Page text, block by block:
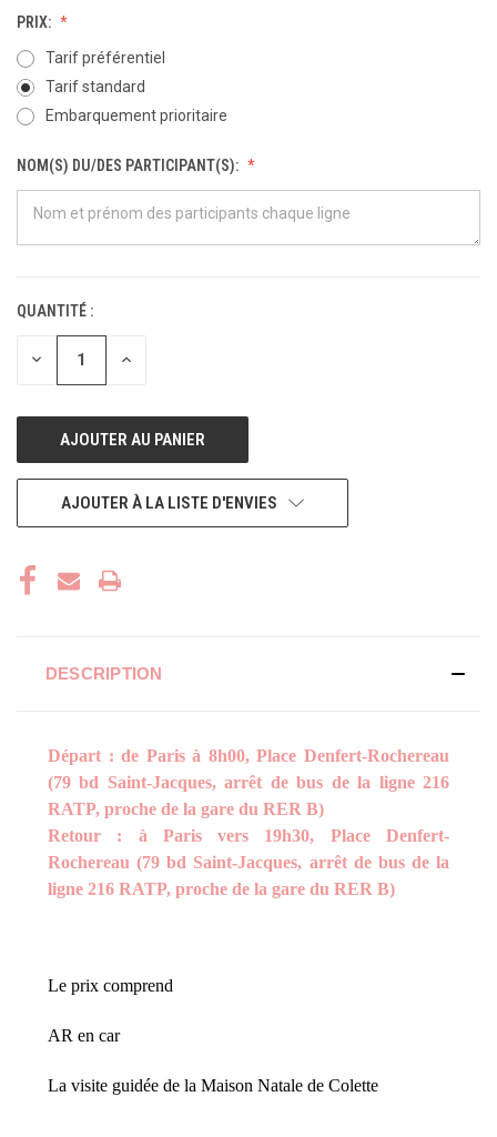
PRIX:
Tarif préférentiel
Tarif standard
Embarquement prioritaire
NOM(S) DU/DES PARTICIPANT(S):
STOCK
ACTUEL :
QUANTITÉ :
DIMINUER
QUANTITÉ
UNDEFINED
AUGMENTER
UNDEFINED
AJOUTER À LA LISTE D'ENVIES
DESCRIPTION
Départ : de Paris à 8h00, Place Denfert-Rochereau
(79 bd Saint-Jacques, arrêt de bus de la ligne 216
RATP, proche de la gare du RER B)
Retour : à Paris vers 19h30, Place Denfert-
Rochereau (79 bd Saint-Jacques, arrêt de bus de la
ligne 216 RATP, proche de la gare du RER B)
Le prix comprend
AR en car
La visite guidée de la Maison Natale de Colette